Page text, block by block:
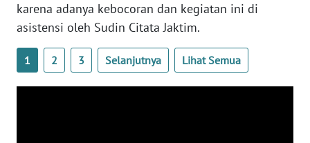
karena adanya kebocoran dan kegiatan ini di
asistensi oleh Sudin Citata Jaktim.
1 2 3 Selanjutnya Lihat Semua
WN
BENGKULU
WN
LAMPUNG